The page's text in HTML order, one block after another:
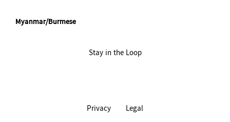
Myanmar/Burmese
Privacy Legal
Stay in the Loop